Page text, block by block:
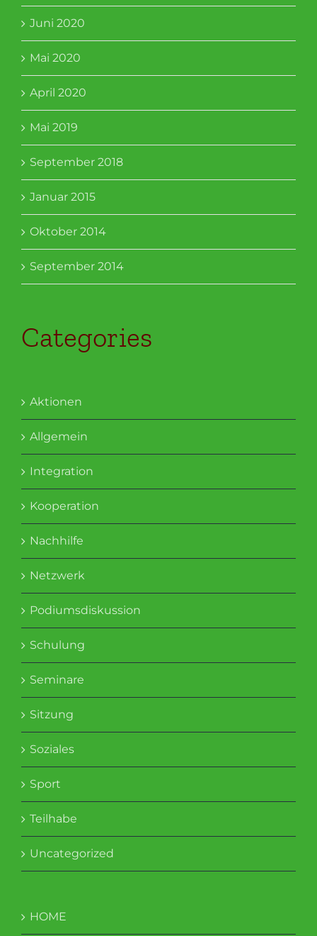
Juni 2020
Mai 2020
April 2020
Mai 2019
September 2018
Januar 2015
Oktober 2014
September 2014
Categories
Aktionen
Allgemein
Integration
Kooperation
Nachhilfe
Netzwerk
Podiumsdiskussion
Schulung
Seminare
Sitzung
Soziales
Sport
Teilhabe
Uncategorized
HOME